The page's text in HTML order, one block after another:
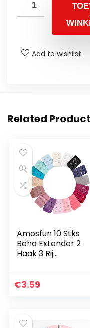
Add to wishlist
Related
Amosfun 10 Stks
Beha Extender 2
Haak 3 Rij
Extensie Voor
€3.59